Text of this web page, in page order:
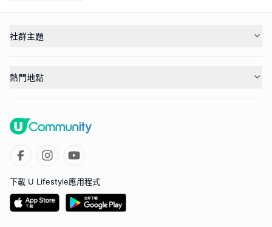
社群主題
熱門地點
下載 U Lifestyle應用程式